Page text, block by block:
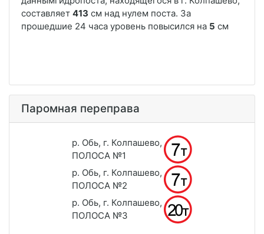
Паромная переправа
р. Обь, г. Колпашево,
ПОЛОСА №1
р. Обь, г. Колпашево,
ПОЛОСА №2
р. Обь, г. Колпашево,
ПОЛОСА №3